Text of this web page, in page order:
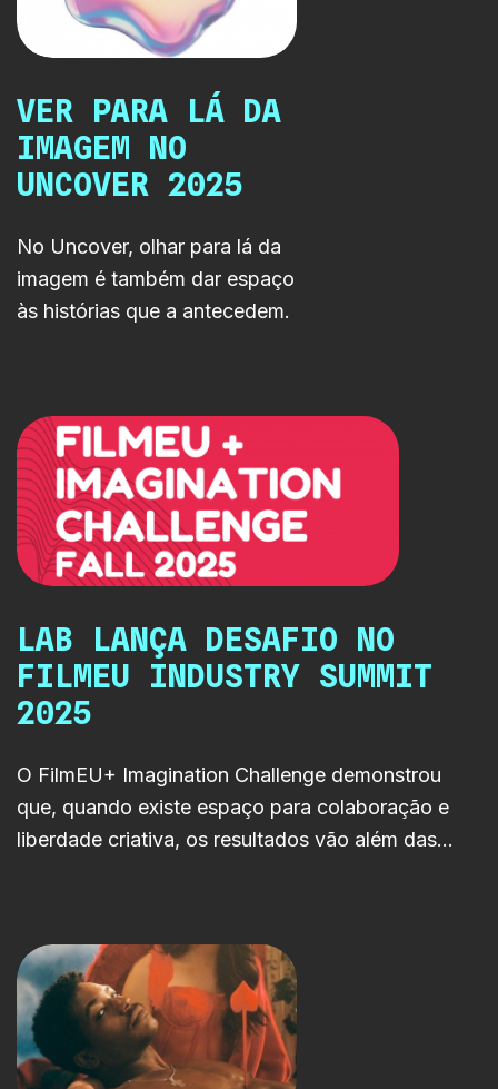
VER PARA LÁ DA
IMAGEM NO
UNCOVER 2025
No Uncover, olhar para lá da
imagem é também dar espaço
às histórias que a antecedem.
LAB LANÇA DESAFIO NO
FILMEU INDUSTRY SUMMIT
2025
O FilmEU+ Imagination Challenge demonstrou
que, quando existe espaço para colaboração e
liberdade criativa, os resultados vão além das